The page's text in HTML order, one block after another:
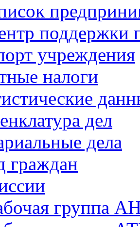
поддержки
учреждения
налоги
дел
дела
граждан
группа